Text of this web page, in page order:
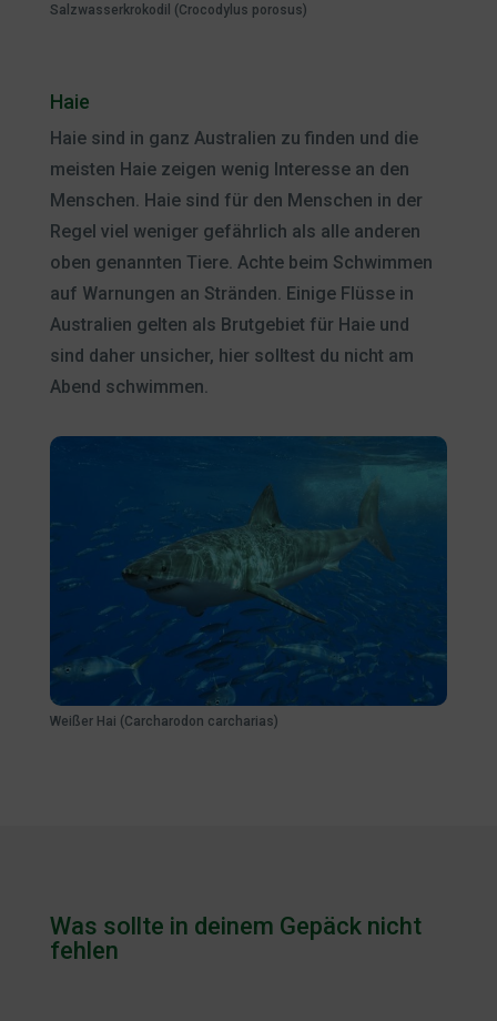
Salzwasserkrokodil (Crocodylus porosus)
Haie
Haie sind in ganz Australien zu finden und die
meisten Haie zeigen wenig Interesse an den
Menschen. Haie sind für den Menschen in der
Regel viel weniger gefährlich als alle anderen
oben genannten Tiere. Achte beim Schwimmen
auf Warnungen an Stränden. Einige Flüsse in
Australien gelten als Brutgebiet für Haie und
sind daher unsicher, hier solltest du nicht am
Abend schwimmen.
Weißer Hai (Carcharodon carcharias)
Was sollte in deinem Gepäck nicht
fehlen